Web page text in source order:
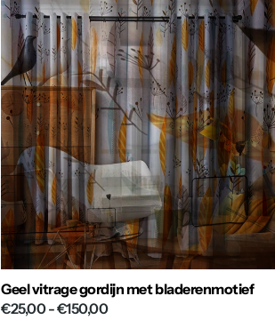
Geel vitrage gordijn met bladerenmotief
€25,00- €150,00